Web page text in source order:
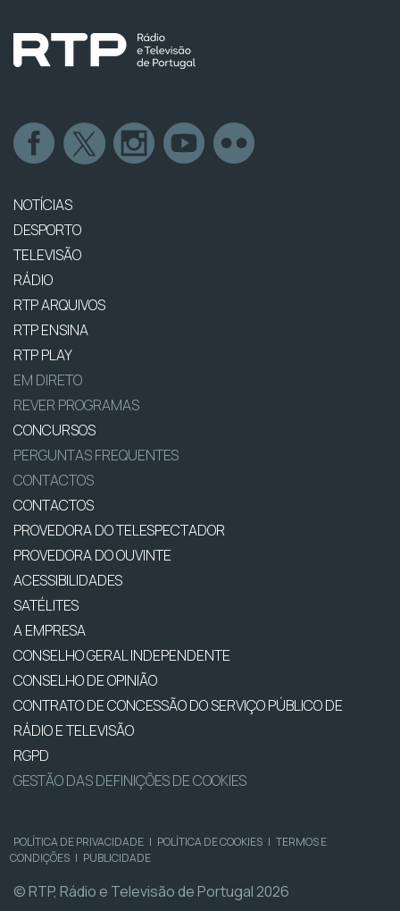
NOTÍCIAS
DESPORTO
TELEVISÃO
RÁDIO
RTP ARQUIVOS
RTP ENSINA
RTP PLAY
EM DIRETO
REVER PROGRAMAS
CONCURSOS
PERGUNTAS FREQUENTES
CONTACTOS
CONTACTOS
PROVEDORA DO TELESPECTADOR
PROVEDORA DO OUVINTE
ACESSIBILIDADES
SATÉLITES
A EMPRESA
CONSELHO GERAL INDEPENDENTE
CONSELHO DE OPINIÃO
CONTRATO DE CONCESSÃO DO SERVIÇO PÚBLICO DE
RÁDIO E TELEVISÃO
RGPD
GESTÃO DAS DEFINIÇÕES DE COOKIES
POLÍTICA DE PRIVACIDADE | POLÍTICA DE COOKIES | TERMOS E
CONDIÇÕES | PUBLICIDADE
© RTP, Rádio e Televisão de Portugal 2026